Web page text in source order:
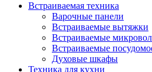
Встраиваемая техника
Варочные панели
Встраиваемые вытяжки
Встраиваемые
Встраиваемые
Духовые шкафы
Техника для кухни